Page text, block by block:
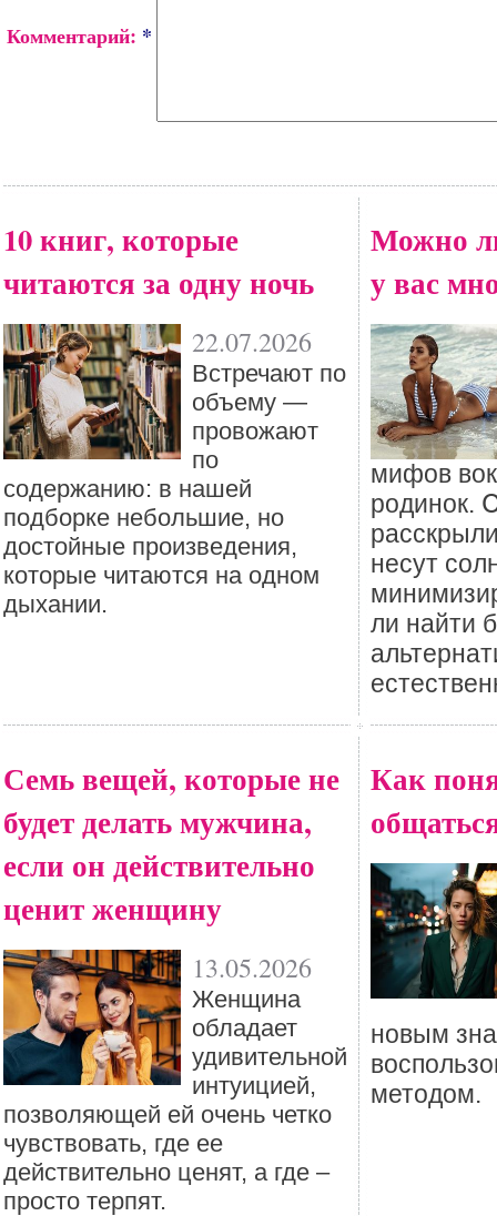
Комментарий: *
10 книг, которые
читаются за одну ночь
22.07.2026
Встречают по
объему —
провожают
по
содержанию: в нашей
подборке небольшие, но
достойные произведения,
которые читаются на одном
дыхании.
Можно
у вас
мифов
родинок.
несут
ли найти
Семь вещей, которые не
будет делать мужчина,
если он действительно
ценит женщину
13.05.2026
Женщина
обладает
удивительной
интуицией,
позволяющей ей очень четко
чувствовать, где ее
действительно ценят, а где –
просто терпят.
Как
новым
методом.